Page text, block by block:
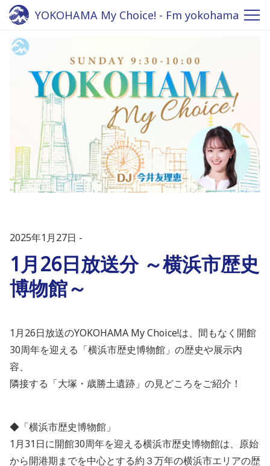
YOKOHAMA My Choice! - Fm yokohama
2025年1月27日
1月26日放送分 ～横浜市歴史
博物館～
1月26日放送のYOKOHAMA My Choice!は、間もなく開館
30周年を迎える「横浜市歴史博物館」の歴史や展示内
容、
隣接する「大塚・歳勝土遺跡」の見どころをご紹介！
◆「横浜市歴史博物館」
1月31日に開館30周年を迎える横浜市歴史博物館は、原始
から開港期までを中心とする約３万年の横浜市エリアの歴